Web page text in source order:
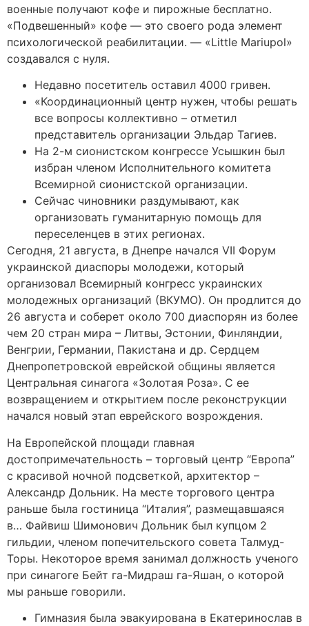
военные получают кофе и пирожные бесплатно.
«Подвешенный» кофе — это своего рода элемент
психологической реабилитации. — «Little Mariupol»
создавался с нуля.
Недавно посетитель оставил 4000 гривен.
«Координационный центр нужен, чтобы решать
все вопросы коллективно – отметил
представитель организации Эльдар Тагиев.
На 2-м сионистском конгрессе Усышкин был
избран членом Исполнительного комитета
Всемирной сионистской организации.
Сейчас чиновники раздумывают, как
организовать гуманитарную помощь для
переселенцев в этих регионах.
Сегодня, 21 августа, в Днепре начался VII Форум
украинской диаспоры молодежи, который
организовал Всемирный конгресс украинских
молодежных организаций (ВКУМО). Он продлится до
26 августа и соберет около 700 диаспорян из более
чем 20 стран мира – Литвы, Эстонии, Финляндии,
Венгрии, Германии, Пакистана и др. Сердцем
Днепропетровской еврейской общины является
Центральная синагога «Золотая Роза». С ее
возвращением и открытием после реконструкции
начался новый этап еврейского возрождения.
На Европейской площади главная
достопримечательность – торговый центр “Европа”
с красивой ночной подсветкой, архитектор –
Александр Дольник. На месте торгового центра
раньше была гостиница “Италия”, размещавшаяся
в… Файвиш Шимонович Дольник был купцом 2
гильдии, членом попечительского совета Талмуд-
Торы. Некоторое время занимал должность ученого
при синагоге Бейт га-Мидраш га-Яшан, о которой
мы раньше говорили.
Гимназия была эвакуирована в Екатеринослав в